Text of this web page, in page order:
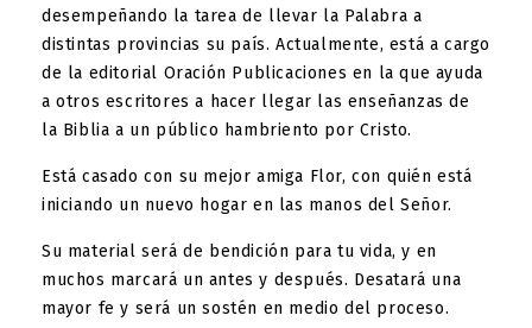
desempeñando la tarea de llevar la Palabra a
distintas provincias su país. Actualmente, está a cargo
de la editorial Oración Publicaciones en la que ayuda
a otros escritores a hacer llegar las enseñanzas de
la Biblia a un público hambriento por Cristo.
Está casado con su mejor amiga Flor, con quién está
iniciando un nuevo hogar en las manos del Señor.
Su material será de bendición para tu vida, y en
muchos marcará un antes y después. Desatará una
mayor fe y será un sostén en medio del proceso.